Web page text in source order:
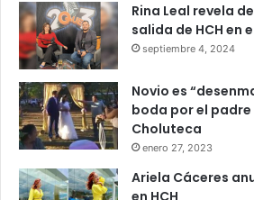
Rina Leal revela
salida de HCH en
septiembre 4, 2024
Novio es
boda por el
Choluteca
enero 27, 2023
Ariela Cáceres
en HCH